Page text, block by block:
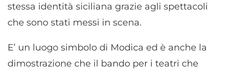
stessa identità siciliana grazie agli spettacoli
che sono stati messi in scena.
E’ un luogo simbolo di Modica ed è anche la
dimostrazione che il bando per i teatri che